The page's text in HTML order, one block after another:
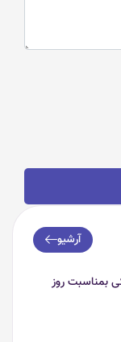
آرشیو
مدیر روابط عمومی دانشگاه علوم پزشکی بمناسبت روز